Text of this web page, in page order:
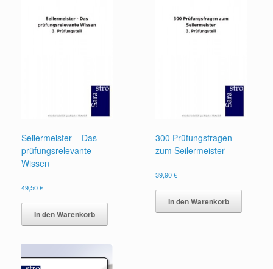
Seilermeister – Das
prüfungsrelevante
Wissen
49,50€
In den Warenkorb
300 Prüfungsfragen
zum Seilermeister
39,90€
In den Warenkorb